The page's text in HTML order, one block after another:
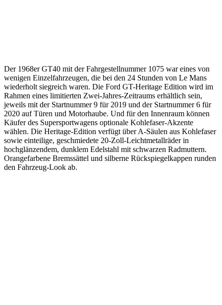
Der 1968er GT40 mit der Fahrgestellnummer 1075 war eines von
wenigen Einzelfahrzeugen, die bei den 24 Stunden von Le Mans
wiederholt siegreich waren. Die Ford GT-Heritage Edition wird im
Rahmen eines limitierten Zwei-Jahres-Zeitraums erhältlich sein,
jeweils mit der Startnummer 9 für 2019 und der Startnummer 6 für
2020 auf Türen und Motorhaube. Und für den Innenraum können
Käufer des Supersportwagens optionale Kohlefaser-Akzente
wählen. Die Heritage-Edition verfügt über A-Säulen aus Kohlefaser
sowie einteilige, geschmiedete 20-Zoll-Leichtmetallräder in
hochglänzendem, dunklem Edelstahl mit schwarzen Radmuttern.
Orangefarbene Bremssättel und silberne Rückspiegelkappen runden
den Fahrzeug-Look ab.